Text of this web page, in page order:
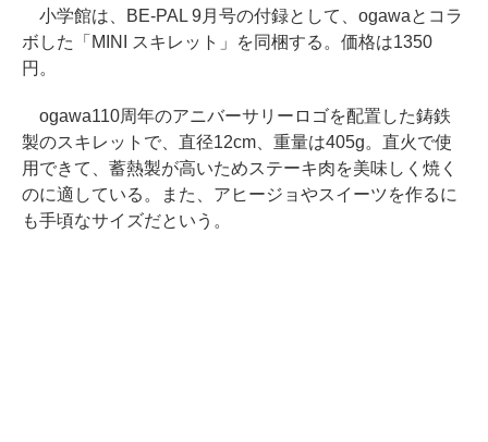
小学館は、BE-PAL 9月号の付録として、ogawaとコラ
ボした「MINI スキレット」を同梱する。価格は1350
円。
ogawa110周年のアニバーサリーロゴを配置した鋳鉄
製のスキレットで、直径12cm、重量は405g。直火で使
用できて、蓄熱製が高いためステーキ肉を美味しく焼く
のに適している。また、アヒージョやスイーツを作るに
も手頃なサイズだという。